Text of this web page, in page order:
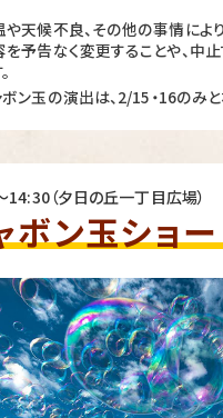
や天候不良、その他の事情によ
を予告なく変更することや、中
ボン玉の演出は、2/15・16のみと
14:30（夕日の丘一丁目広場）
ボン玉ショー